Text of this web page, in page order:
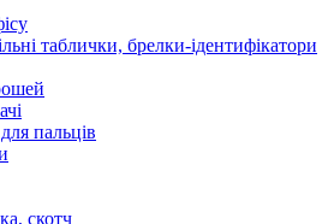
таблички, брелки-ідентифікатори
пальців
скотч